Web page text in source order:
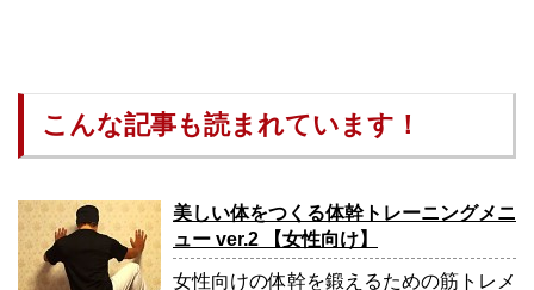
こんな記事も読まれています！
美しい体をつくる体幹トレーニングメニ
ュー ver.2 【女性向け】
女性向けの体幹を鍛えるための筋トレメ